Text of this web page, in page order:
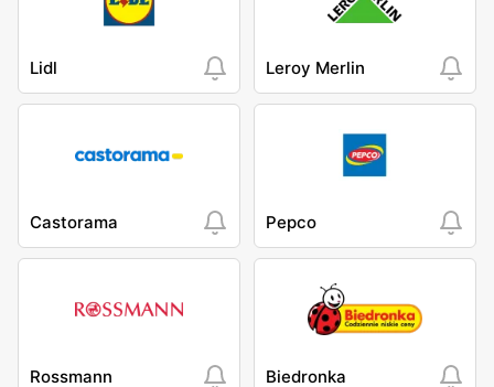
Lidl Leroy Merlin
Castorama Pepco
Rossmann Biedronka